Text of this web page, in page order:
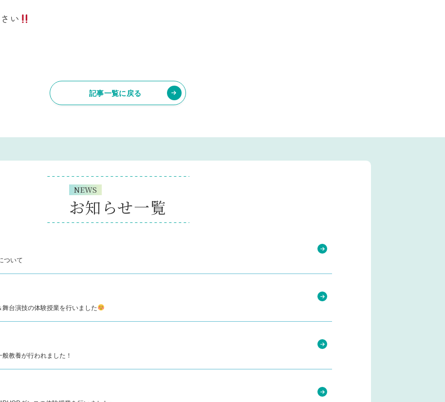
い
記事一覧に戻る
NEWS
お知らせ一覧
ついて
台演技の体験授業を行いました
教養が行われました！